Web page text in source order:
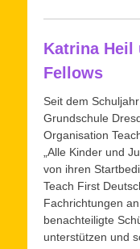
Katrina Heil
Fellows
Seit dem
Grundschule
Organisation
„Alle Kinder und
von ihren
Teach First
Fachrichtungen
benachteiligte
unterstützen und